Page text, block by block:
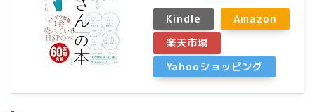
Kindle
Amazon
楽天市場
Yahooショッピング